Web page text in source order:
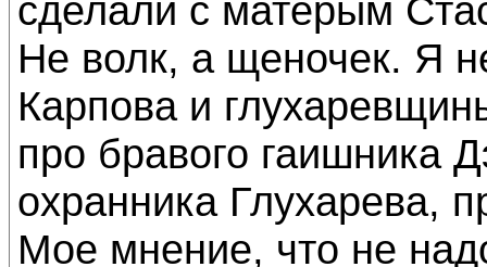
сделали с матерым
Не волк, а щеночек. Я
Карпова и
про бравого гаишника
охранника Глухарева,
Мое мнение, что не